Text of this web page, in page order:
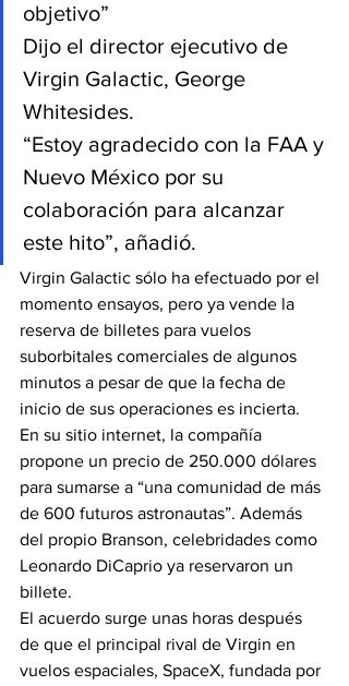
objetivo”
Dijo el director ejecutivo de
Virgin Galactic, George
Whitesides.
“Estoy agradecido con la FAA y
Nuevo México por su
colaboración para alcanzar
este hito”, añadió.
Virgin Galactic sólo ha efectuado por el
momento ensayos, pero ya vende la
reserva de billetes para vuelos
suborbitales comerciales de algunos
minutos a pesar de que la fecha de
inicio de sus operaciones es incierta.
En su sitio internet, la compañía
propone un precio de 250.000 dólares
para sumarse a “una comunidad de más
de 600 futuros astronautas”. Además
del propio Branson, celebridades como
Leonardo DiCaprio ya reservaron un
billete.
El acuerdo surge unas horas después
de que el principal rival de Virgin en
vuelos espaciales, SpaceX, fundada por